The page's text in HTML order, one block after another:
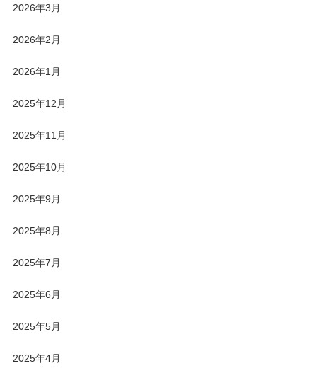
2026年3月
2026年2月
2026年1月
2025年12月
2025年11月
2025年10月
2025年9月
2025年8月
2025年7月
2025年6月
2025年5月
2025年4月